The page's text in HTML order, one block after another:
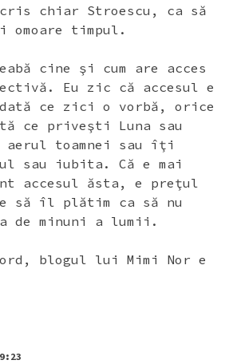
chiar Stroescu, ca să
omoare timpul.
cine şi cum are acces
Eu zic că accesul e
ce zici o vorbă, orice
ce priveşti Luna sau
toamnei sau îţi
sau iubita. Că e mai
accesul ăsta, e preţul
să îl plătim ca să nu
de minuni a lumii.
blogul lui Mimi Nor e